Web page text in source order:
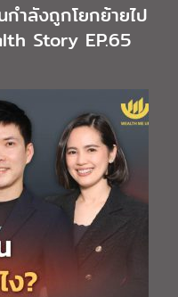
กำลังถูกโยกย้ายไป
Story EP.65